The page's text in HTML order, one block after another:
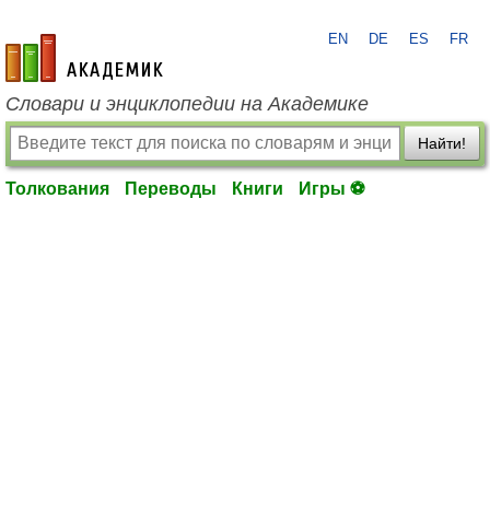
academic.ru
EN DE ES FR
Словари и энциклопедии на Академике
Найти!
Толкования Переводы Книги Игры ⚽